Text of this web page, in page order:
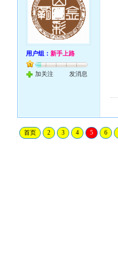
用户组：新手上路
加关注 发消息
首页 2 3 4 5 6